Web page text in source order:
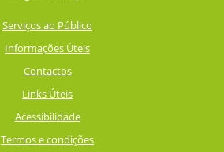
Serviços ao Público
Informações Úteis
Contactos
Links Úteis
Acessibilidade
Termos e condições